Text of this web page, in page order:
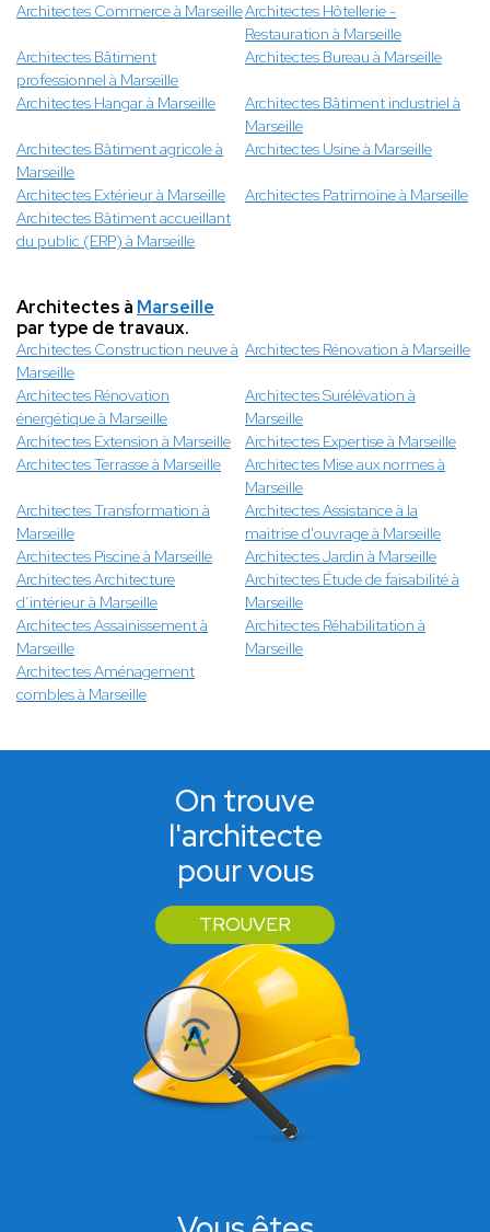
Architectes Commerce à MarseilleArchitectes Hôtellerie -
Restauration à Marseille
Architectes Bâtiment
professionnel à Marseille
Architectes Bureau à Marseille
Architectes Hangar à Marseille
Architectes Bâtiment industriel à
Marseille
Architectes Bâtiment agricole à
Marseille
Architectes Usine à Marseille
Architectes Extérieur à Marseille
Architectes Patrimoine à Marseille
Architectes Bâtiment accueillant
du public (ERP) à Marseille
Architectes à Marseille
par type de travaux.
Architectes Construction neuve à
Marseille
Architectes Rénovation à Marseille
Architectes Rénovation
énergétique à Marseille
Architectes Surélévation à
Marseille
Architectes Extension à Marseille
Architectes Expertise à Marseille
Architectes Terrasse à Marseille
Architectes Mise aux normes à
Marseille
Architectes Transformation à
Marseille
Architectes Assistance à la
maitrise d'ouvrage à Marseille
Architectes Piscine à Marseille
Architectes Jardin à Marseille
Architectes Architecture
d’intérieur à Marseille
Architectes Étude de faisabilité à
Marseille
Architectes Assainissement à
Marseille
Architectes Réhabilitation à
Marseille
Architectes Aménagement
combles à Marseille
On trouve
l'architecte
pour vous
TROUVER